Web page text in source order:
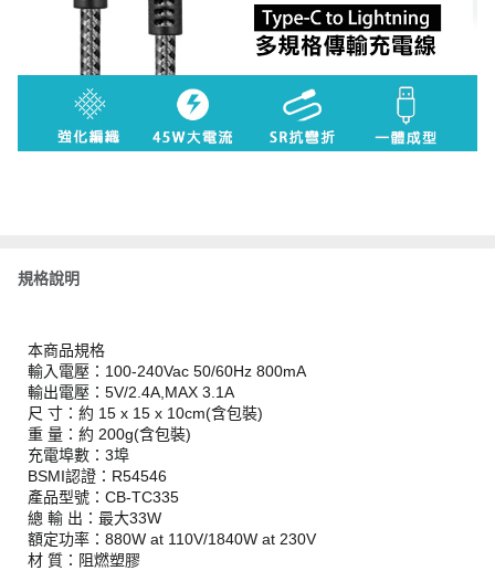
規格說明
本商品規格
輸入電壓：100-240Vac 50/60Hz 800mA
輸出電壓：5V/2.4A,MAX 3.1A
尺 寸：約 15 x 15 x 10cm(含包裝)
重 量：約 200g(含包裝)
充電埠數：3埠
BSMI認證：R54546
產品型號：CB-TC335
總 輸 出：最大33W
額定功率：880W at 110V/1840W at 230V
材 質：阻燃塑膠